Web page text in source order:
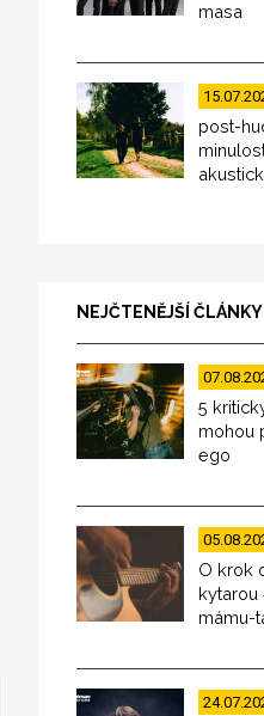
masa
post-
NEJČTENĚJŠÍ ČLÁNKY
5
mohou
ego
O krok
kytarou
mámu-